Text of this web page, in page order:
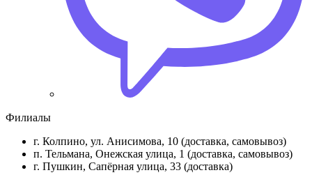
Филиалы
г. Колпино, ул. Анисимова, 10 (доставка, самовывоз)
п. Тельмана, Онежская улица, 1 (доставка, самовывоз)
г. Пушкин, Сапёрная улица, 33 (доставка)